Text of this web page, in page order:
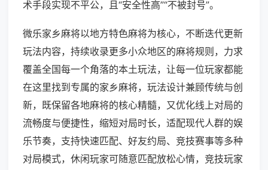
术手段实现不平公，且“安全性高”“不被封号”。
微乐家乡麻将以地方特色麻将为核心，不断迭代更新
玩法内容，持续收录更多小众地区的麻将规则，力求
覆盖全国每一个角落的本土玩法，让每一位玩家都能
在这里找到专属的家乡麻将，玩法设计兼顾传统与创
新，既保留各地麻将的核心精髓，又优化线上对局的
流畅度与便捷性，缩短对局时长，适配现代人群的娱
乐节奏，支持快速匹配、好友约局、竞技赛事等多种
对局模式，休闲玩家可随意匹配放松心情，竞技玩家